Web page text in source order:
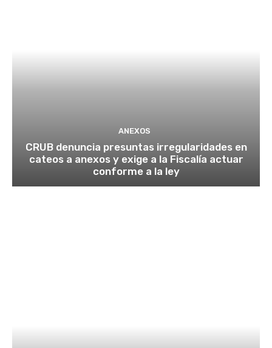
ANEXOS
CRUB denuncia presuntas irregularidades en
cateos a anexos y exige a la Fiscalía actuar
conforme a la ley